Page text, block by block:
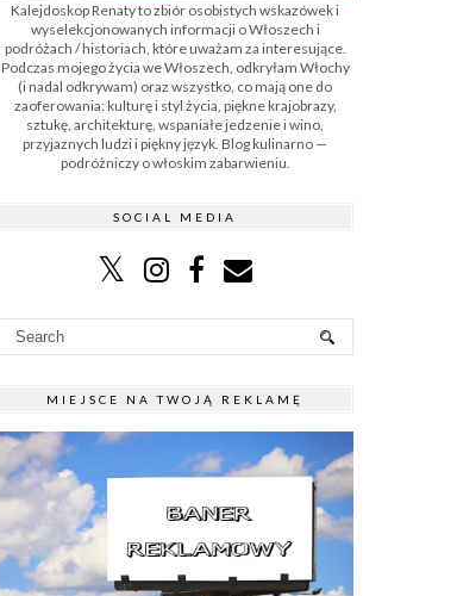
Kalejdoskop Renaty to zbiór osobistych wskazówek i
wyselekcjonowanych informacji o Włoszech i
podróżach / historiach, które uważam za interesujące.
Podczas mojego życia we Włoszech, odkryłam Włochy
(i nadal odkrywam) oraz wszystko, co mają one do
zaoferowania: kulturę i styl życia, piękne krajobrazy,
sztukę, architekturę, wspaniałe jedzenie i wino,
przyjaznych ludzi i piękny język. Blog kulinarno —
podróżniczy o włoskim zabarwieniu.
SOCIAL MEDIA
MIEJSCE NA TWOJĄ REKLAMĘ